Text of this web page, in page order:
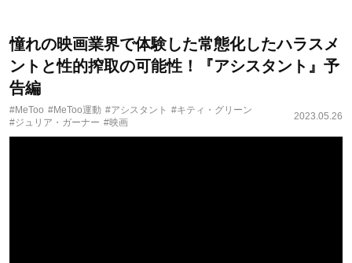
憧れの映画業界で体験した常態化したハラスメ
ントと性的搾取の可能性！『アシスタント』予
告編
#MeToo #MeToo運動 #アシスタント #キティ・グリーン
#ジュリア・ガーナー #映画
2023.05.26